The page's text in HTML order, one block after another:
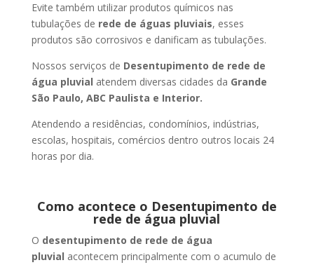
Evite também utilizar produtos químicos nas
tubulações de rede de águas pluviais, esses
produtos são corrosivos e danificam as tubulações.
Nossos serviços de Desentupimento de rede de
água pluvial atendem diversas cidades da Grande
São Paulo, ABC Paulista e Interior.
Atendendo a residências, condomínios, indústrias,
escolas, hospitais, comércios dentro outros locais 24
horas por dia.
Como acontece o Desentupimento de
rede de água pluvial
O desentupimento de rede de água
pluvial acontecem principalmente com o acumulo de